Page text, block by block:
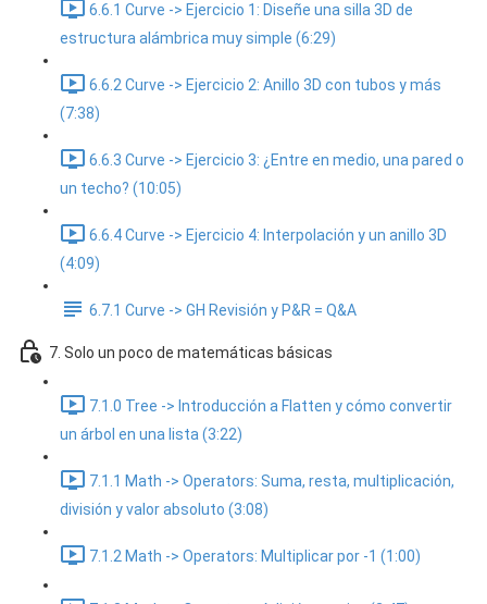
6.6.1 Curve -> Ejercicio 1: Diseñe una silla 3D de
estructura alámbrica muy simple (6:29)
6.6.2 Curve -> Ejercicio 2: Anillo 3D con tubos y más
(7:38)
6.6.3 Curve -> Ejercicio 3: ¿Entre en medio, una pared o
un techo? (10:05)
6.6.4 Curve -> Ejercicio 4: Interpolación y un anillo 3D
(4:09)
6.7.1 Curve -> GH Revisión y P&R = Q&A
7. Solo un poco de matemáticas básicas
7.1.0 Tree -> Introducción a Flatten y cómo convertir
un árbol en una lista (3:22)
7.1.1 Math -> Operators: Suma, resta, multiplicación,
división y valor absoluto (3:08)
7.1.2 Math -> Operators: Multiplicar por -1 (1:00)